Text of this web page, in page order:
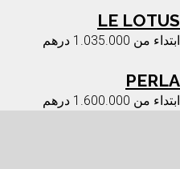
LE LOTUS
ابتداء من 1.035.000 درهم
PERLA
ابتداء من 1.600.000 درهم